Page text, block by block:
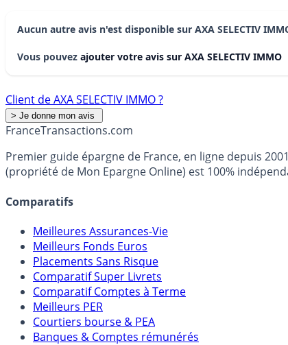
Aucun autre avis n'est disponible sur AXA SELECTIV
Vous pouvez ajouter votre avis sur AXA SELECTIV IMMO
Client de AXA SELECTIV IMMO ?
FranceTransactions.com
Premier guide épargne de France, en ligne depuis
(propriété de Mon Epargne Online) est 100%
Comparatifs
Meilleures Assurances-Vie
Meilleurs Fonds Euros
Placements Sans Risque
Comparatif Super Livrets
Comparatif Comptes à Terme
Meilleurs PER
Courtiers bourse & PEA
Banques & Comptes rémunérés